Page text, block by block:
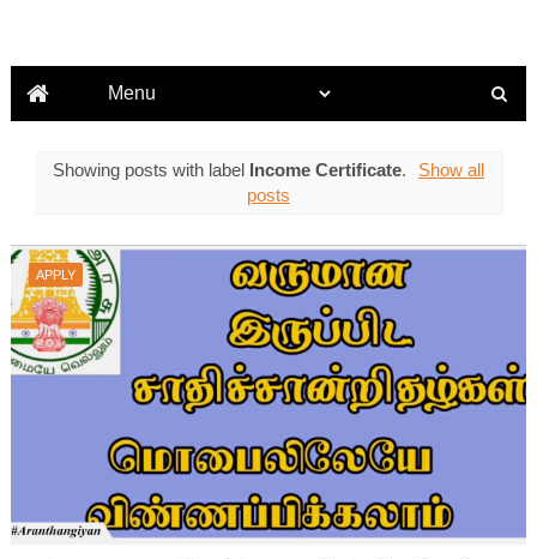
Showing posts with label Income Certificate.
Show all
posts
APPLY